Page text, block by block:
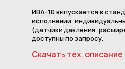
ИВА-10 выпускается в
исполнении,
(датчики давления,
доступны по запросу.
Скачать тех. описание